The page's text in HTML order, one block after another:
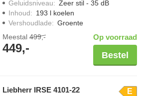
Geluidsniveau: Zeer stil - 35 dB
Inhoud: 193 l koelen
Vershoudlade: Groente
Meestal 499,-
449,-
Op voorraad
Bestel
Liebherr IRSE 4101-22 E